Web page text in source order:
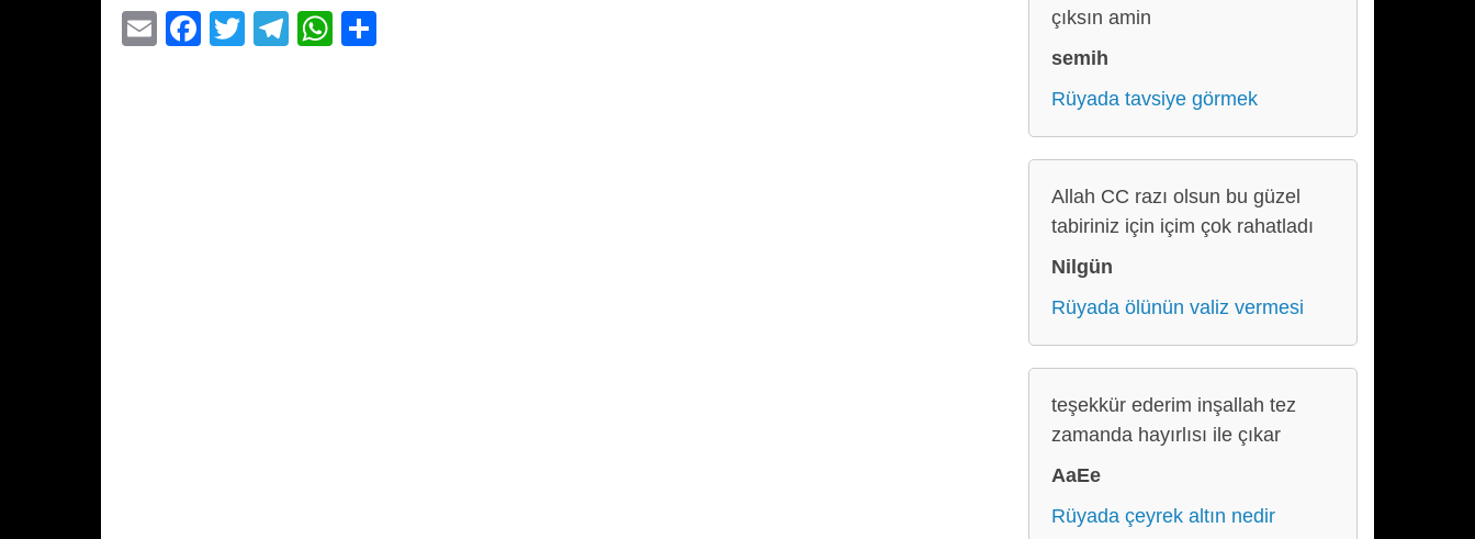
E
F
T
T
W
çıksın amin
semih
Rüyada tavsiye görmek
Allah CC razı olsun bu güzel
tabiriniz için içim çok rahatladı
Nilgün
Rüyada ölünün valiz vermesi
teşekkür ederim inşallah tez
zamanda hayırlısı ile çıkar
AaEe
Rüyada çeyrek altın nedir